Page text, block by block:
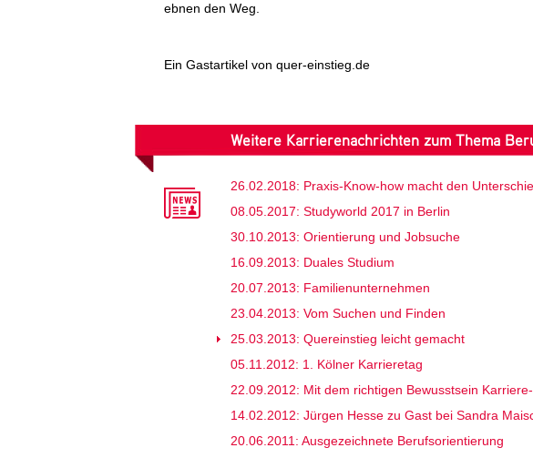
ebnen den Weg.
Ein Gastartikel von quer-einstieg.de
Weitere Karrierenachrichten zum Thema
26.02.2018: Praxis-Know-how macht den
08.05.2017: Studyworld 2017 in Berlin
30.10.2013: Orientierung und Jobsuche
16.09.2013: Duales Studium
20.07.2013: Familienunternehmen
23.04.2013: Vom Suchen und Finden
25.03.2013: Quereinstieg leicht gemacht
05.11.2012: 1. Kölner Karrieretag
22.09.2012: Mit dem richtigen Bewusstsein
14.02.2012: Jürgen Hesse zu Gast bei Sandra
20.06.2011: Ausgezeichnete Berufsorientierung